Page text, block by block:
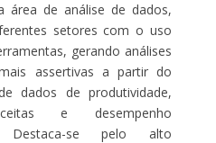
área de análise de dados,
setores com o uso
gerando análises
assertivas a partir do
dados de produtividade,
e desempenho
Destaca-se pelo alto